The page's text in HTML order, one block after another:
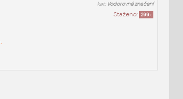
kat: Vodorovné značení
Staženo: 299x